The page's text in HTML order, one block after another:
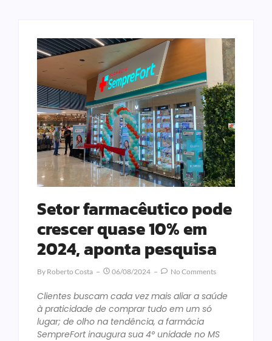
Setor farmacêutico pode
crescer quase 10% em
2024, aponta pesquisa
By Roberto Costa 06/08/2024 No Comments
Clientes buscam cada vez mais aliar a saúde
à praticidade de comprar tudo em um só
lugar; de olho na tendência, a farmácia
SempreFort inaugura sua 4° unidade no MS